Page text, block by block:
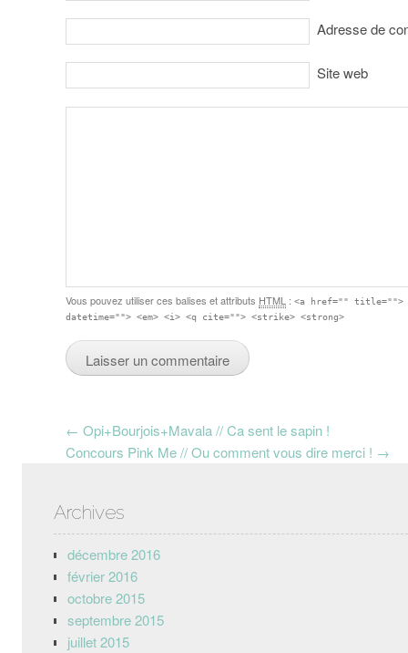
Adresse de
Site web
Vous pouvez utiliser ces balises et attributs HTML :<a href="" title="">
datetime=""> <em> <i> <q cite=""> <strike> <strong>
Post navigation
← Opi+Bourjois+Mavala // Ca sent le sapin !
Concours Pink Me // Ou comment vous dire merci ! →
Archives
décembre 2016
février 2016
octobre 2015
septembre 2015
juillet 2015